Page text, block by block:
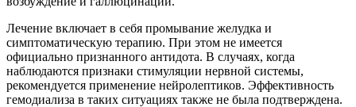
Лечение включает в себя промывание желудка и
симптоматическую терапию. При этом не имеется
официально признанного антидота. В случаях, когда
наблюдаются признаки стимуляции нервной системы,
рекомендуется применение нейролептиков. Эффективность
гемодиализа в таких ситуациях также не была подтверждена.